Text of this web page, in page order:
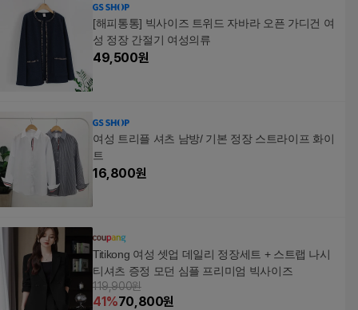
[해피통통] 빅사이즈 트위드 자바라 오픈 가디건 여
성 정장 간절기 여성의류
49,500원
여성 트리플 셔츠 남방/ 기본 정장 스트라이프 화이
트
16,800원
Titikong 여성 셋업 데일리 정장세트 + 스트랩 나시
티셔츠 증정 모던 심플 프리미엄 빅사이즈
119,900원
41%70,800원